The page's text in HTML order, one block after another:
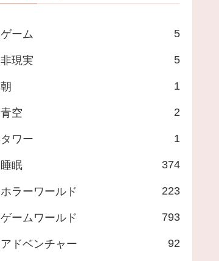
ゲーム 5
非現実 5
朝 1
青空 2
タワー 1
睡眠 374
ホラーワールド 223
ゲームワールド 793
アドベンチャー 92